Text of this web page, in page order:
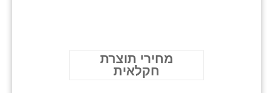
מחירי תוצרת
חקלאית